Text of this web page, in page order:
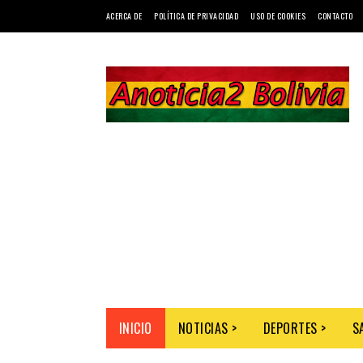
ACERCA DE POLÍTICA DE PRIVACIDAD USO DE COOKIES CONTACTO
INICIO NOTICIAS > DEPORTES >